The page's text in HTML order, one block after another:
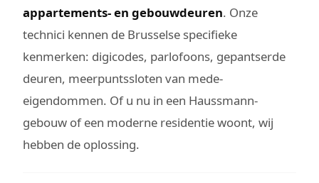
appartements- en gebouwdeuren. Onze
technici kennen de Brusselse specifieke
kenmerken: digicodes, parlofoons, gepantserde
deuren, meerpuntssloten van mede-
eigendommen. Of u nu in een Haussmann-
gebouw of een moderne residentie woont, wij
hebben de oplossing.